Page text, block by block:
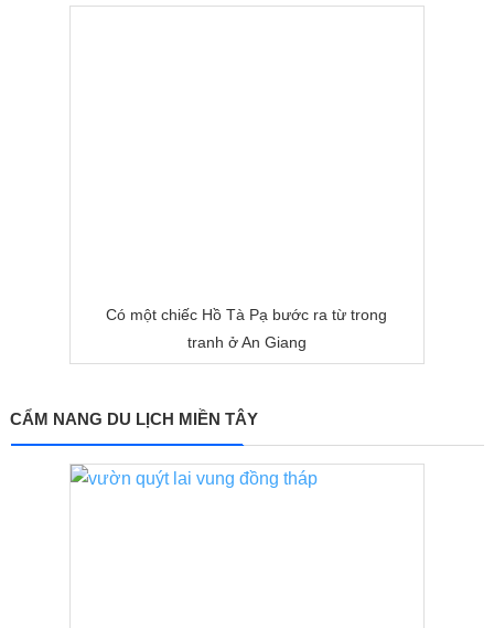
Có một chiếc Hồ Tà Pạ bước ra từ trong
tranh ở An Giang
CẨM NANG DU LỊCH MIỀN TÂY